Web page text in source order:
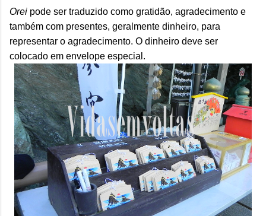
Orei pode ser traduzido como gratidão, agradecimento e
também com presentes, geralmente dinheiro, para
representar o agradecimento. O dinheiro deve ser
colocado em envelope especial.